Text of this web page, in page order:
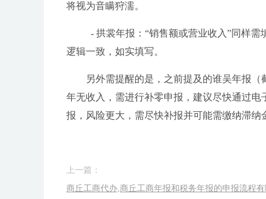
将视为音瞒狩濡。
- 拱裳年报：“销售额或营业收入”同样
逻辑一致，如实填写。
另外需提醒的是，之前提及的谁吴年报
年无收入，需进行补零申报，建议尽快通过
报，风险更大，需尽快补报并可能需缴纳滞纳
上一篇：
商丘工商代办,商丘工商年报和税务年报的申报流程